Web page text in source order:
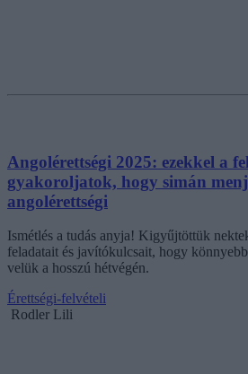
Angolérettségi 2025: ezekkel a
gyakoroljatok, hogy simán
angolérettségi
Ismétlés a tudás anyja! Kigyűjtöttük
feladatait és javítókulcsait, hogy
velük a hosszú hétvégén.
Érettségi-felvételi
Rodler Lili